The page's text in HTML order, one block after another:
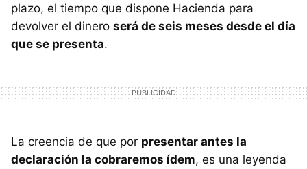
plazo, el tiempo que dispone Hacienda para
devolver el dinero será de seis meses desde el día
que se presenta.
La creencia de que por presentar antes la
declaración la cobraremos ídem, es una leyenda